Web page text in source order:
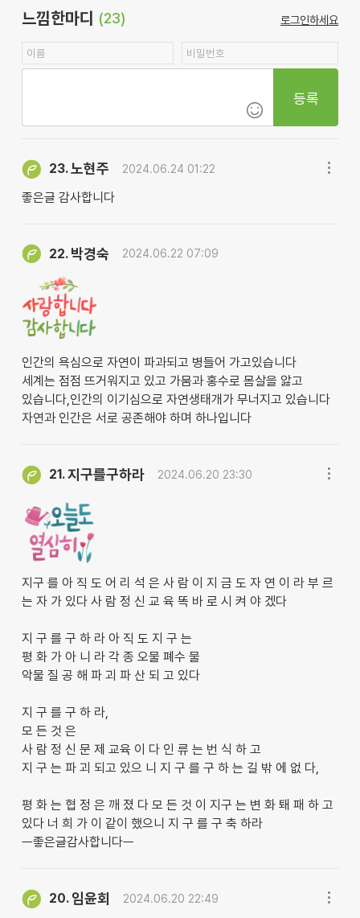
느낌한마디 (23) 로그인하세요
등록
23.노현주 2024.06.24 01:22
좋은글 감사합니다
22. 박경숙 2024.06.22 07:09
인간의 욕심으로 자연이 파과되고 병들어 가고있습니다
세계는 점점 뜨거워지고 있고 가뭄과 홍수로 몸살을 앓고
있습니다,인간의 이기심으로 자연생태개가 무너지고 있습니다
자연과 인간은 서로 공존해야 하며 하나입니다
21.지구를구하라 2024.06.20 23:30
지구 를 아 직 도 어 리 석 은 사 람 이 지 금 도 자 연 이 라 부 르
는 자 가 있다 사 람 정 신 교 육 똑 바 로 시 켜 야 겠다
지 구 를 구 하 라 아 직 도 지 구 는
평 화 가 아 니 라 각 종 오물 폐수 물
악물 질 공 해 파 괴 파 산 되 고 있다
지 구 를 구 하 라,
모 든 것 은
사 람 정 신 문 제 교육 이 다 인 류 는 번 식 하 고
지 구 는 파 괴 되고 있으 니 지 구 를 구 하 는 길 밖 에 없 다,
평 화 는 협 정 은 깨 졌 다 모 든 것 이 지구 는 변 화 퇘 패 하 고
있다 너 희 가 이 같이 했으니 지 구 를 구 축 하라
ㅡ좋은글감사합니다ㅡ
20. 임윤회 2024.06.20 22:49